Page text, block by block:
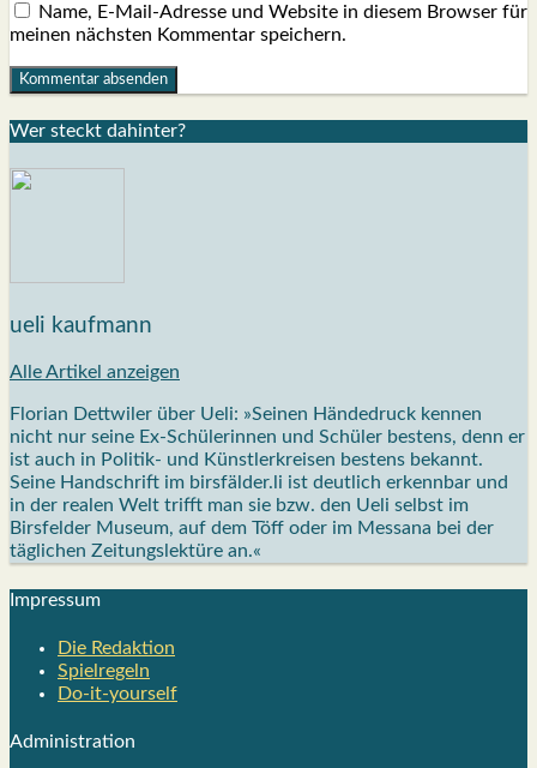
Name, E-Mail-Adresse und Website in diesem Browser für
meinen nächsten Kommentar speichern.
Wer steckt dahin­ter?
ueli kaufmann
Alle Artikel anzeigen
Florian Dettwiler über Ueli: »Seinen Händedruck kennen
nicht nur seine Ex-Schülerinnen und Schüler bestens, denn er
ist auch in Politik- und Künstlerkreisen bestens bekannt.
Seine Handschrift im birsfälder.li ist deutlich erkennbar und
in der realen Welt trifft man sie bzw. den Ueli selbst im
Birsfelder Museum, auf dem Töff oder im Messana bei der
täglichen Zeitungslektüre an.«
Impres­sum
Die Redak­ti­on
Spiel­re­geln
Do-it-your­s­elf
Admi­nis­tra­ti­on